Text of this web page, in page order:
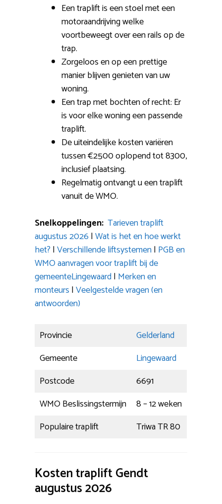
Een traplift is een stoel met een
motoraandrijving welke
voortbeweegt over een rails op de
trap.
Zorgeloos en op een prettige
manier blijven genieten van uw
woning.
Een trap met bochten of recht: Er
is voor elke woning een passende
traplift.
De uiteindelijke kosten variëren
tussen €2500 oplopend tot 8300,
inclusief plaatsing.
Regelmatig ontvangt u een traplift
vanuit de WMO.
Snelkoppelingen: Tarieven traplift
augustus 2026 |Wat is het en hoe werkt
het? |Verschillende liftsystemen| PGB en
WMO aanvragen voor traplift bij de
gemeenteLingewaard| Merken en
monteurs |Veelgestelde vragen (en
antwoorden)
Provincie
Gelderland
Gemeente
Lingewaard
Postcode
6691
WMO Beslissingstermijn
8 – 12 weken
Populaire traplift
Triwa TR 80
Kosten traplift Gendt
augustus 2026